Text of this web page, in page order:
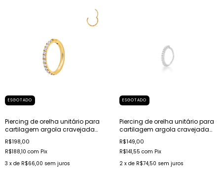
ESGOTADO
Piercing de orelha unitário para
cartilagem argola cravejada
em titânio dourado
R$198,00
R$188,10 com Pix
3 x de R$66,00 sem juros
ESGOTADO
Piercing de orelha unitário para
cartilagem argola cravejada
em aço
R$149,00
R$141,55 com Pix
2 x de R$74,50 sem juros